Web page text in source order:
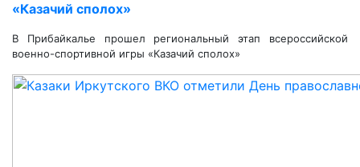
«Казачий сполох»
В Прибайкалье прошел региональный этап всероссийской
военно-спортивной игры «Казачий сполох»